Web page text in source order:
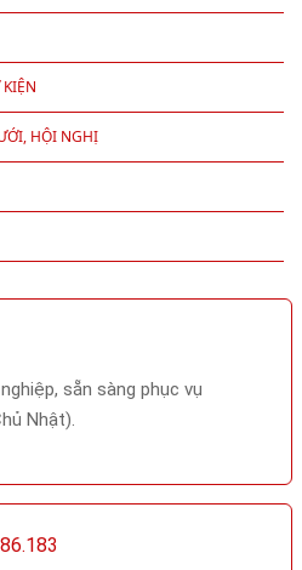
HỘI NGHỊ
sẵn sàng phục vụ
Nhật).